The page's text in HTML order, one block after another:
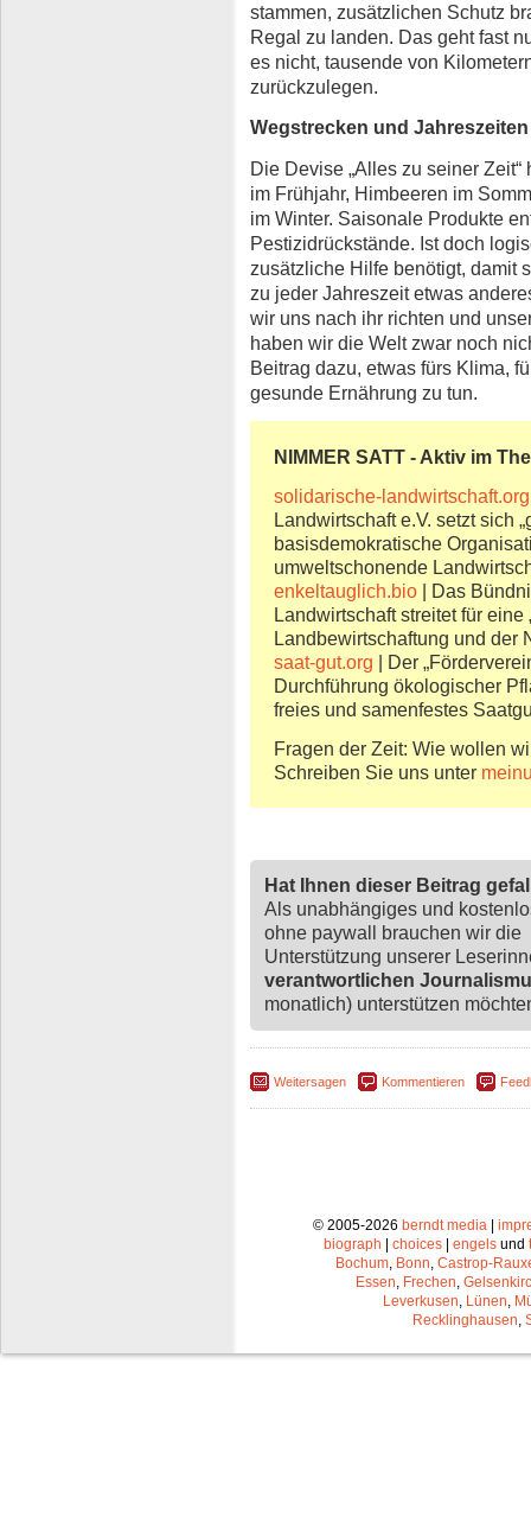
stammen, zusätzlichen Schutz
Regal zu landen. Das geht fast
es nicht, tausende von
zurückzulegen.
Wegstrecken und Jahreszeiten
Die Devise „Alles zu seiner
im Frühjahr, Himbeeren im
im Winter. Saisonale Produkte
Pestizidrückstände. Ist doch
zusätzliche Hilfe benötigt, damit
zu jeder Jahreszeit etwas
wir uns nach ihr richten und
haben wir die Welt zwar noch
Beitrag dazu, etwas fürs Klima,
gesunde Ernährung zu tun.
NIMMER SATT - Aktiv im
solidarische-landwirtschaft.org
Landwirtschaft e.V. setzt sich
basisdemokratische
umweltschonende
enkeltauglich.bio | Das
Landwirtschaft streitet für
Landbewirtschaftung und der
saat-gut.org | Der
Durchführung ökologischer
freies und samenfestes
Fragen der Zeit: Wie wollen
Schreiben Sie uns unter
Hat Ihnen dieser Beitrag
Als unabhängiges und
ohne paywall brauchen wir die
Unterstützung unserer
verantwortlichen
monatlich) unterstützen
Weitersagen Kommentieren
© 2005-2026 berndt media |
biograph | choices | engels und
Bochum Bonn Castrop-
Essen Frechen
Leverkusen Lünen
Recklinghausen